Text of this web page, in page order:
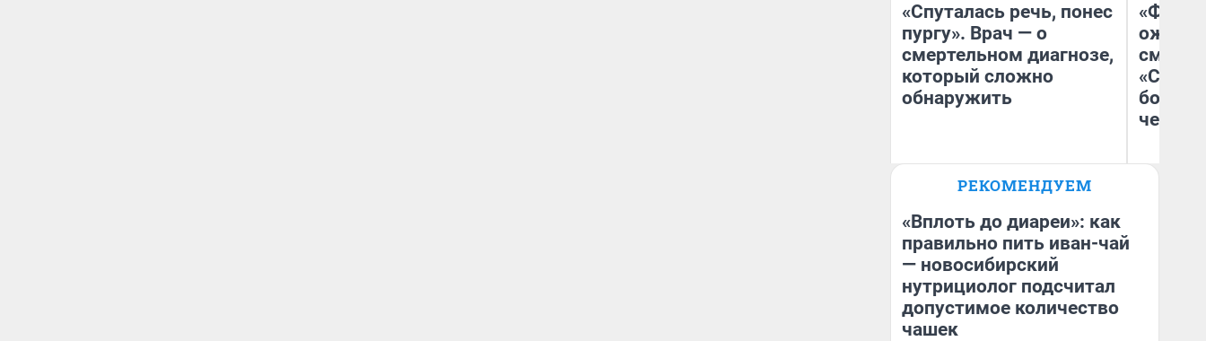
«Спуталась речь, понес
пургу». Врач — о
смертельном диагнозе,
который сложно
обнаружить
Главврач клиники
Волковой»
РЕКОМЕНДУЕМ
«Вплоть до диареи»: как
правильно пить иван-чай
— новосибирский
нутрициолог подсчитал
допустимое количество
чашек